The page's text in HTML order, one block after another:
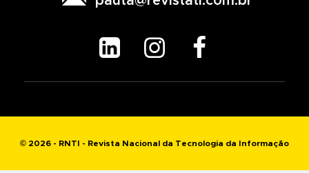
  
© 2026 - RNTI - Revista Nacional da Tecnologia da Informação